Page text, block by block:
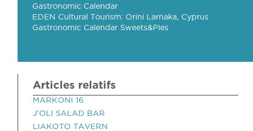
Gastronomic Calendar
EDEN Cultural Tourism: Orini Larnaka, Cyprus
Gastronomic Calendar Sweets&Pies
Articles relatifs
MARKONI 16
J'OLI SALAD BAR
LIAKOTO TAVERN